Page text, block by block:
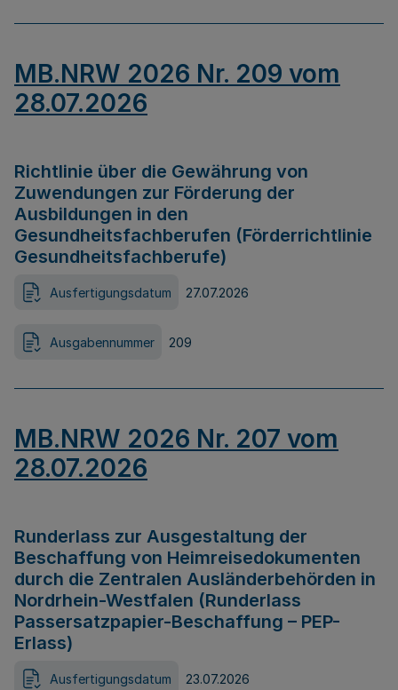
MB.NRW 2026 Nr. 209 vom
28.07.2026
Richtlinie über die Gewährung von
Zuwendungen zur Förderung der
Ausbildungen in den
Gesundheitsfachberufen (Förderrichtlinie
Gesundheitsfachberufe)
Ausfertigungsdatum 27.07.2026
Ausgabennummer 209
MB.NRW 2026 Nr. 207 vom
28.07.2026
Runderlass zur Ausgestaltung der
Beschaffung von Heimreisedokumenten
durch die Zentralen Ausländerbehörden in
Nordrhein-Westfalen (Runderlass
Passersatzpapier-Beschaffung – PEP-
Erlass)
Ausfertigungsdatum 23.07.2026